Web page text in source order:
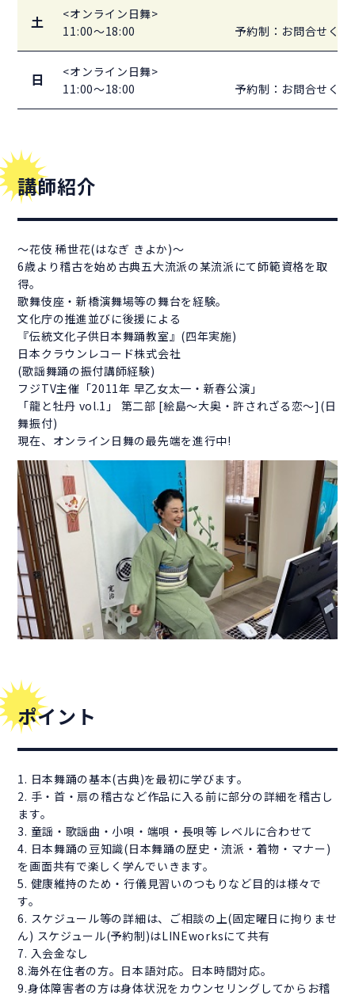
土
<オンライン日舞>
11:00～18:00
予約制：お問合せくだ
日
<オンライン日舞>
11:00～18:00
予約制：お問合せくだ
講師紹介
～花伎 稀世花(はなぎ きよか)～
6歳より稽古を始め古典五大流派の某流派にて師範資格を取
得。
歌舞伎座・新橋演舞場等の舞台を経験。
文化庁の推進並びに後援による
『伝統文化子供日本舞踊教室』(四年実施)
日本クラウンレコード株式会社
(歌謡舞踊の振付講師経験)
フジTV主催「2011年 早乙女太一・新春公演」
「龍と牡丹 vol.1」 第二部 [絵島～大奥・許されざる恋～](日
舞振付)
現在、オンライン日舞の最先端を進行中!
ポイント
1. 日本舞踊の基本(古典)を最初に学びます。
2. 手・首・扇の稽古など作品に入る前に部分の詳細を稽古し
ます。
3. 童謡・歌謡曲・小唄・端唄・長唄等 レベルに合わせて
4. 日本舞踊の豆知識(日本舞踊の歴史・流派・着物・マナー)
を画面共有で楽しく学んでいきます。
5. 健康維持のため・行儀見習いのつもりなど目的は様々で
す。
6. スケジュール等の詳細は、ご相談の上(固定曜日に拘りませ
ん) スケジュール(予約制)はLINEworksにて共有
7. 入会金なし
8.海外在住者の方。日本語対応。日本時間対応。
9.身体障害者の方は身体状況をカウンセリングしてからお稽